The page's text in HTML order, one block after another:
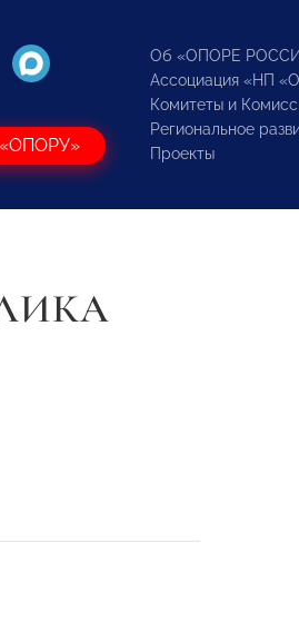
Об «ОПОРЕ
Ассоциация «НП
Комитеты и
Региональное
Проекты